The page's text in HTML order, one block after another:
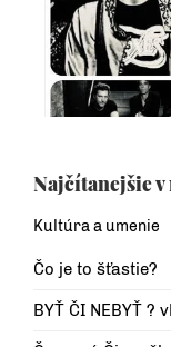
Najčítanejšie
Kultúra a umenie
Čo je to šťastie?
BYŤ ČI NEBYŤ ?